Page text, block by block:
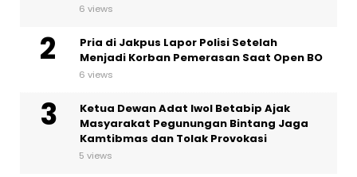
6 views
Pria di Jakpus Lapor Polisi Setelah
Menjadi Korban Pemerasan Saat Open BO
6 views
Ketua Dewan Adat Iwol Betabip Ajak
Masyarakat Pegunungan Bintang Jaga
Kamtibmas dan Tolak Provokasi
5 views